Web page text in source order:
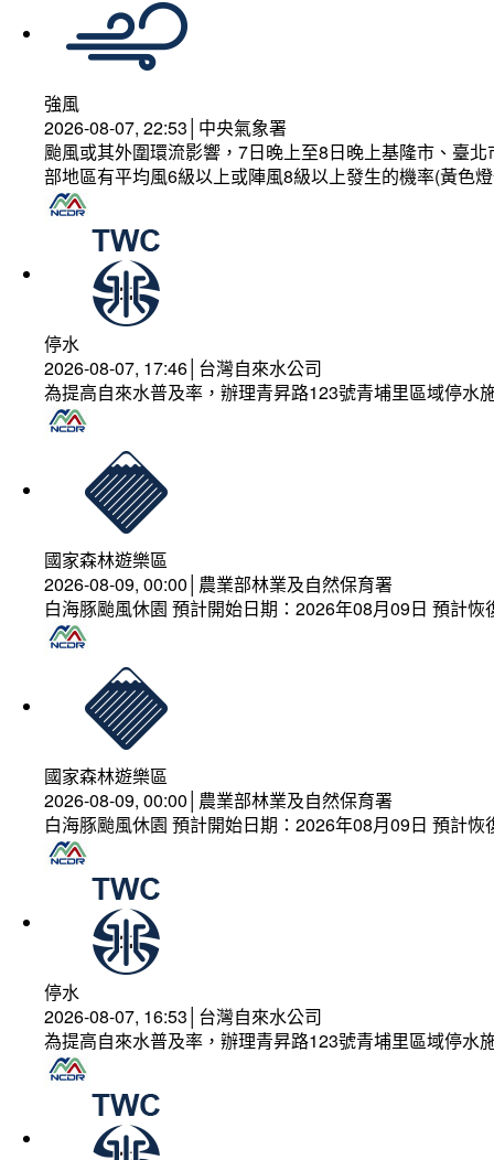
強風
2026-08-07, 22:53│中央氣象署
颱風或其外圍環流影響，7日晚上至8日晚上基隆市、臺
部地區有平均風6級以上或陣風8級以上發生的機率(黃色
停水
2026-08-07, 17:46│台灣自來水公司
為提高自來水普及率，辦理青昇路123號青埔里區域停水
國家森林遊樂區
2026-08-09, 00:00│農業部林業及自然保育署
白海豚颱風休園 預計開始日期：2026年08月09日 預計
國家森林遊樂區
2026-08-09, 00:00│農業部林業及自然保育署
白海豚颱風休園 預計開始日期：2026年08月09日 預計
停水
2026-08-07, 16:53│台灣自來水公司
為提高自來水普及率，辦理青昇路123號青埔里區域停水